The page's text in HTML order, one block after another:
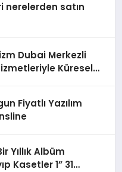
nerelerden satın
Dubai Merkezli
Küresel
Fiyatlı Yazılım
Yıllık Albüm
Kasetler 1” 31